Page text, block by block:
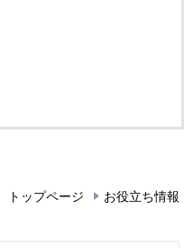
トップページ お役立ち情報